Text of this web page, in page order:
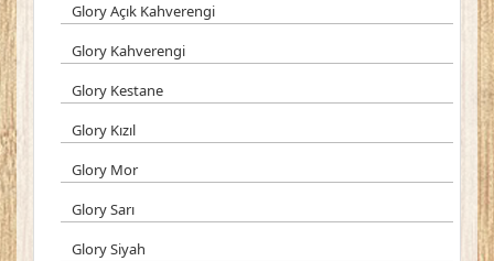
Glory Açık Kahverengi
Glory Kahverengi
Glory Kestane
Glory Kızıl
Glory Mor
Glory Sarı
Glory Siyah